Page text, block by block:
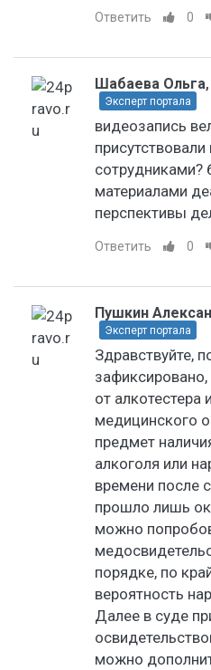
Ответить 0
Шабаева Ольга,
Эксперт портала
видеозапись
сотрудниками?
материалами
перспективы
Ответить 0
Пушкин
Эксперт портала
Здравствуйте,
от алкотестера
медицинского
предмет
алкоголя или
времени после
прошло лишь
можно
порядке, по
вероятность
Далее в суде
можно